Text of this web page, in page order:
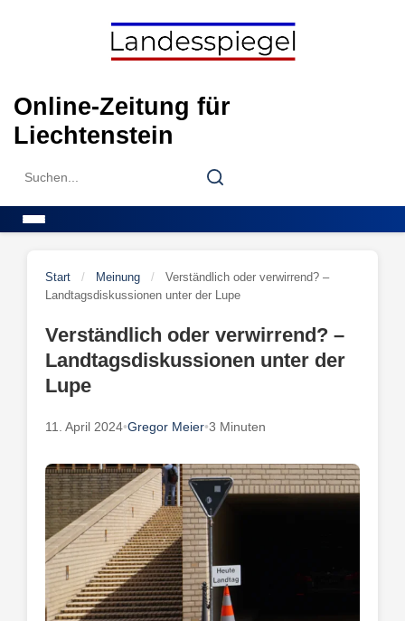
Online-Zeitung für
Liechtenstein
Search
Search
Start / Meinung /
Verständlich oder verwirrend? –
Landtagsdiskussionen unter der Lupe
Verständlich oder verwirrend? –
Landtagsdiskussionen unter der
Lupe
11. April 2024•Gregor Meier•3 Minuten